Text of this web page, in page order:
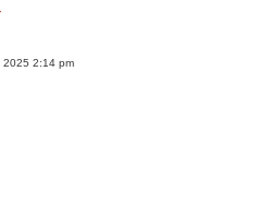
2025 2:14 pm